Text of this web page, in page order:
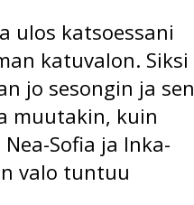
ulos katsoessani
katuvalon. Siksi
jo sesongin ja sen
muutakin, kuin
Sofia ja Inka-
valo tuntuu